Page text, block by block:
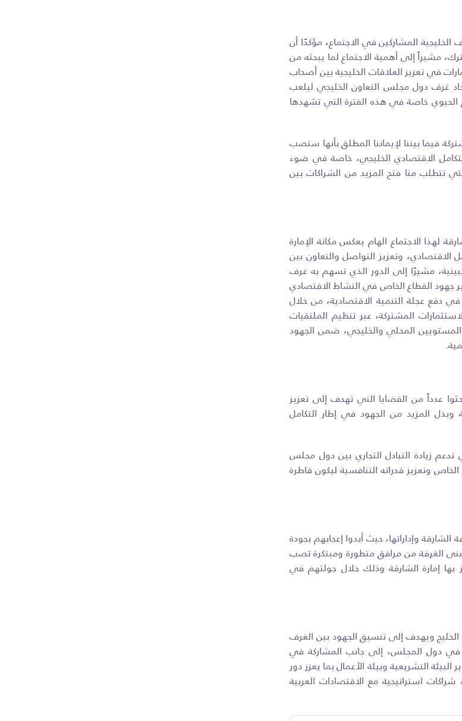
المشاركين في الاجتماع، مؤكدًا أن
مشيراً إلى أهمية الاجتماع لما يبحثه من
في تعزيز العلاقات الخليجية بين أصحاب
غرف دول مجلس التعاون الخليجي ليلعب
الحيوي خاصة في هذه الفترة التي تشهدها
فيما بيننا لإيماننا المطلق بأنها ستصب
الاقتصادي الخليجي، خاصة في ضوء
تتطلب منا فتح المزيد من الشراكات بين
لهذا الاجتماع الهام يعكس مكانة الإمارة
الاقتصادي، وتعزيز التواصل والتعاون بين
مشيرًا إلى الدور الذي تسهم به غرف
جهود القطاع الخاص في النشاط الاقتصادي
في دفع عجلة التنمية الاقتصادية، من خلال
المشتركة، عبر تنظيم الملتقيات
المستويين المحلي والخليجي، ضمن الجهود
عدداً من القضايا التي تهدف إلى تعزيز
المزيد من الجهود في إطار التكامل
زيادة التبادل التجاري بين دول مجلس
وتعزيز قدراته التنافسية ليكون قاطرة
وإداراتها، حيث أبدوا إعجابهم بجودة
الغرفة من مرافق متطورة ومبتكرة تصب
بها إمارة الشارقة وذلك خلال جولتهم في
ويهدف إلى تنسيق الجهود بين الغرف
في دول المجلس، إلى جانب المشاركة في
التشريعية وبيئة الأعمال بما يعزز دور
استراتيجية مع الاقتصادات العربية